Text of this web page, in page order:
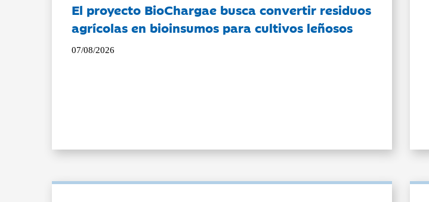
El proyecto BioChargae busca convertir residuos
agrícolas en bioinsumos para cultivos leñosos
07/08/2026